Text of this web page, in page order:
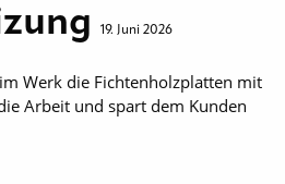
19. Juni 2026
Werk die Fichtenholzplatten mit
Arbeit und spart dem Kunden